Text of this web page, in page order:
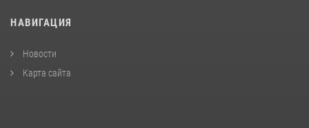
НАВИГАЦИЯ
Новости
Карта сайта